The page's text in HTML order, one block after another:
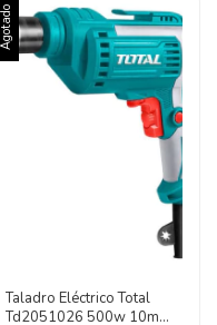
Agotado
Taladro Eléctrico Total
Td2051026 500w 10mm